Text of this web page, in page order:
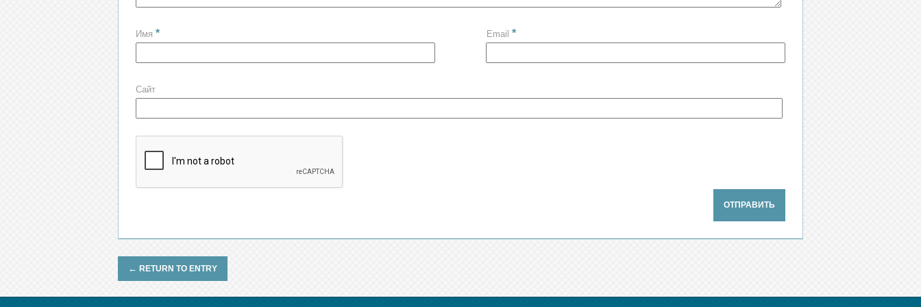
Имя * Email*
Сайт
← RETURN TO ENTRY